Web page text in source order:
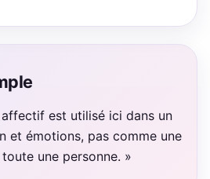
est utilisé ici dans un
et émotions, pas comme une
une personne. »